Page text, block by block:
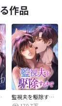
作品
理由
監視夫を駆除するまで